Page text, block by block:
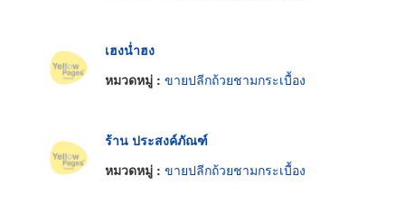
เฮงน่ำฮง
หมวดหมู่ : ขายปลีกถ้วยชามกระเบื้อง
ร้าน ประสงค์ภัณฑ์
หมวดหมู่ : ขายปลีกถ้วยชามกระเบื้อง